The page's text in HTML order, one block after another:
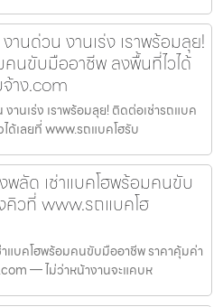
นด่วน งานเร่ง เราพร้อมลุย!
นขับมืออาชีพ ลงพื้นที่ไวได้
าง.com
านเร่ง เราพร้อมลุย! ติดต่อเช่ารถแบค
ด้เลยที่ www.รถแบคโฮรับ
ลัด เช่าแบคโฮพร้อมคนขับ
วที่ www.รถแบคโฮ
แบคโฮพร้อมคนขับมืออาชีพ ราคาคุ้มค่า
— ไม่ว่าหน้างานจะแคบห